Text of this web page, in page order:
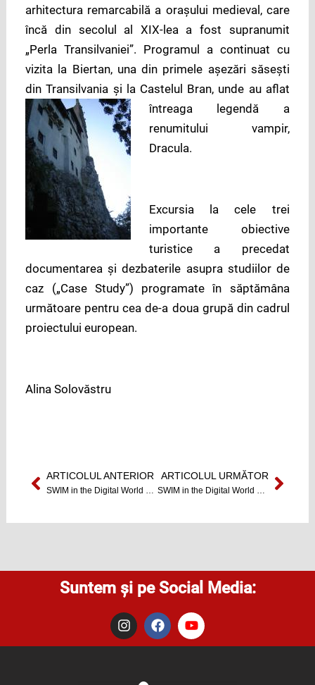
arhitectura remarcabilă a oraşului medieval, care
încă din secolul al XIX-lea a fost supranumit
„Perla Transilvaniei”. Programul a continuat cu
vizita la Biertan, una din primele aşezări săseşti
din Transilvania şi la Castelul Bran, unde au aflat
întreaga legendă a
renumitului vampir,
Dracula.
Excursia la cele trei
importante obiective
turistice a precedat
documentarea şi dezbaterile asupra studiilor de
caz („Case Study”) programate în săptămâna
următoare pentru cea de-a doua grupă din cadrul
proiectului european.
Alina Solovăstru
Prev
ARTICOLUL ANTERIOR
SWIM in the Digital World – Ziua 10
ARTICOLUL URMĂTOR
SWIM in the Digital World – Ziua 11 Next
Suntem și pe Social Media:
I
n
s
F
a
c
Y
o
u